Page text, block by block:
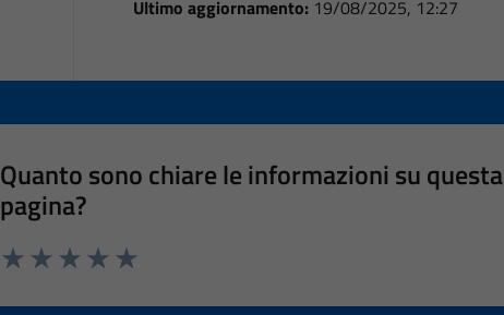
Ultimo aggiornamento: 19/08/2025, 12:27
Quanto sono chiare le informazioni su questa
pagina?